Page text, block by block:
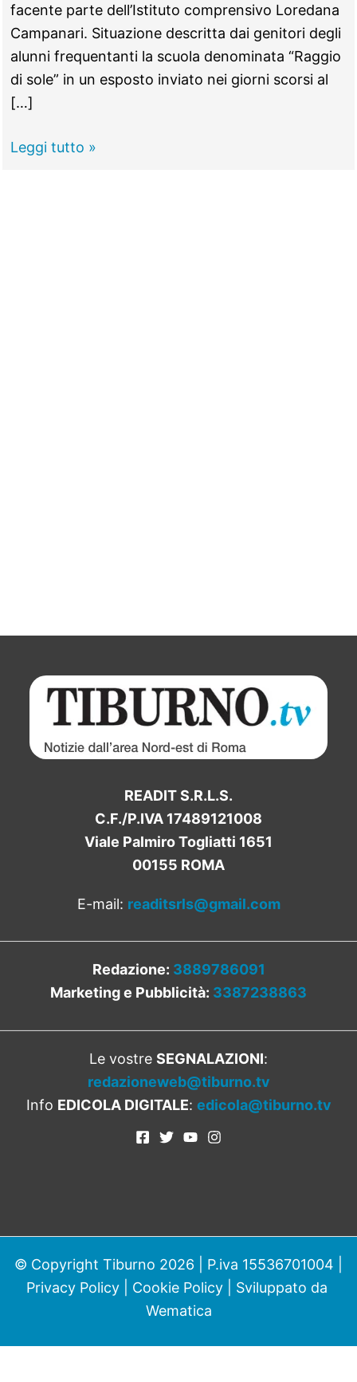
facente parte dell’Istituto comprensivo Loredana
Campanari. Situazione descritta dai genitori degli
alunni frequentanti la scuola denominata “Raggio
di sole” in un esposto inviato nei giorni scorsi al
[…]
MONTEROTONDO -
Leggi tutto »
READIT S.R.L.S.
C.F./P.IVA 17489121008
Viale Palmiro Togliatti 1651
00155 ROMA
E-mail: readitsrls@gmail.com
Redazione: 3889786091
Marketing e Pubblicità: 3387238863
Le vostre SEGNALAZIONI:
redazioneweb@tiburno.tv
Info EDICOLA DIGITALE: edicola@tiburno.tv
© Copyright Tiburno 2026 | P.iva 15536701004 |
Privacy Policy| Cookie Policy| Sviluppato da
Wematica